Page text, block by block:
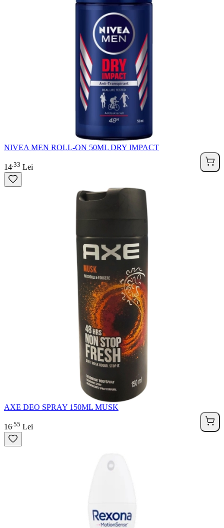
NIVEA MEN ROLL-ON 50ML DRY IMPACT
14 33 Lei
AXE DEO SPRAY 150ML MUSK
16 55 Lei